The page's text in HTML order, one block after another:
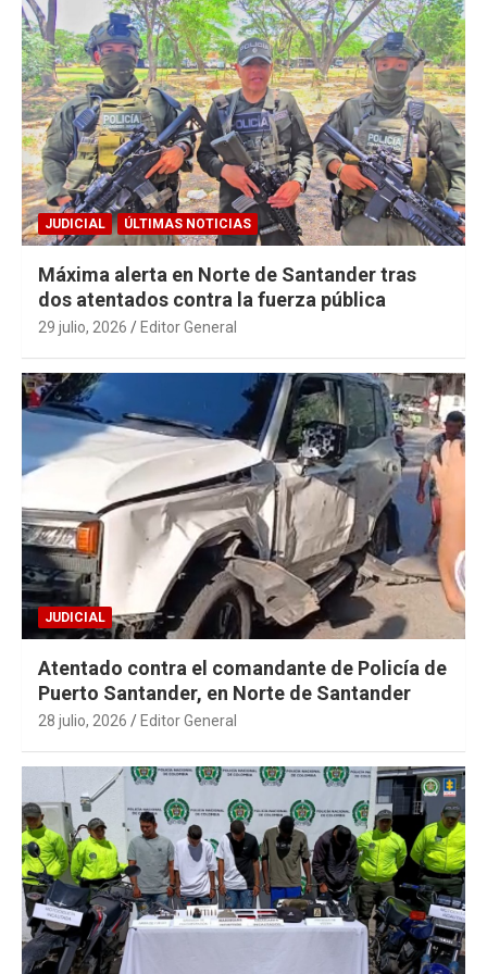
JUDICIAL ÚLTIMAS NOTICIAS
Máxima alerta en Norte de Santander tras
dos atentados contra la fuerza pública
29 julio, 2026 Editor General
JUDICIAL
Atentado contra el comandante de Policía de
Puerto Santander, en Norte de Santander
28 julio, 2026 Editor General